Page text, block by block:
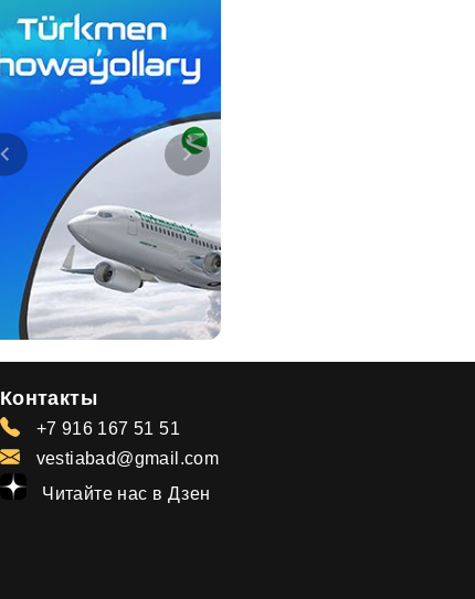
Контакты
+7 916 167 51 51
vestiabad@gmail.com
Читайте нас в Дзен